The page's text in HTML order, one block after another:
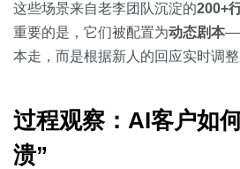
这些场景来自老李团队沉淀的200+
重要的是，它们被配置为动态剧本
本走，而是根据新人的回应实时调整
过程观察：AI客户如
溃”